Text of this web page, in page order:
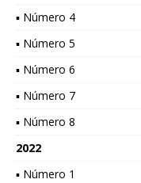
▪ Número 4
▪ Número 5
▪ Número 6
▪ Número 7
▪ Número 8
2022
▪ Número 1